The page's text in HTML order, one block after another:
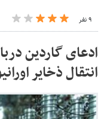
۹ نفر
ادعای گاردین
انتقال ذخایر